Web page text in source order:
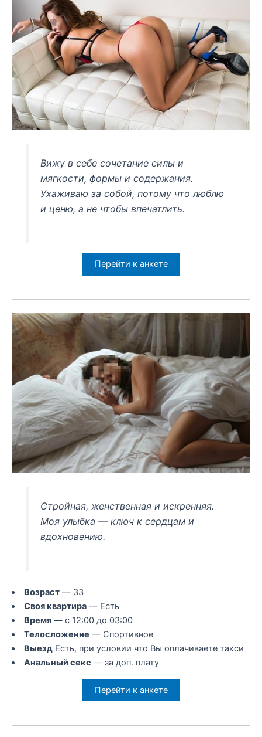
Вижу в себе сочетание силы и
мягкости, формы и содержания.
Ухаживаю за собой, потому что люблю
и ценю, а не чтобы впечатлить.
Перейти к анкете
Стройная, женственная и искренняя.
Моя улыбка — ключ к сердцам и
вдохновению.
Возраст— 33
Своя квартира— Есть
Время— с 12:00 до 03:00
Телосложение — Спортивное
ВыездЕсть, при условии что Вы оплачиваете такси
Анальный секс — за доп. плату
Перейти к анкете